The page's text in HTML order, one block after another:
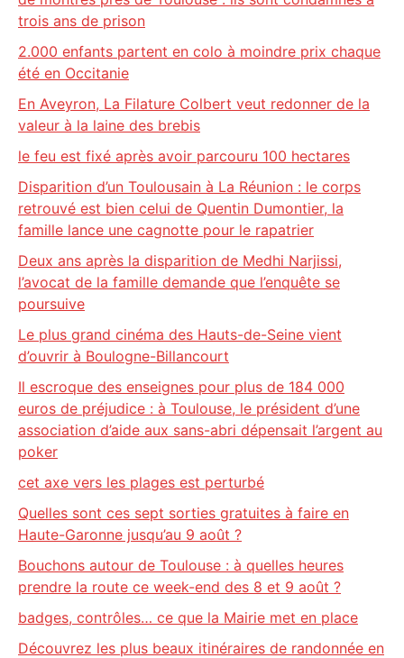
trois ans de prison
2.000 enfants partent en colo à moindre prix chaque
été en Occitanie
En Aveyron, La Filature Colbert veut redonner de la
valeur à la laine des brebis
le feu est fixé après avoir parcouru 100 hectares
Disparition d’un Toulousain à La Réunion : le corps
retrouvé est bien celui de Quentin Dumontier, la
famille lance une cagnotte pour le rapatrier
Deux ans après la disparition de Medhi Narjissi,
l’avocat de la famille demande que l’enquête se
poursuive
Le plus grand cinéma des Hauts-de-Seine vient
d’ouvrir à Boulogne-Billancourt
Il escroque des enseignes pour plus de 184 000
euros de préjudice : à Toulouse, le président d’une
association d’aide aux sans-abri dépensait l’argent au
poker
cet axe vers les plages est perturbé
Quelles sont ces sept sorties gratuites à faire en
Haute-Garonne jusqu’au 9 août ?
Bouchons autour de Toulouse : à quelles heures
prendre la route ce week-end des 8 et 9 août ?
badges, contrôles… ce que la Mairie met en place
Découvrez les plus beaux itinéraires de randonnée en